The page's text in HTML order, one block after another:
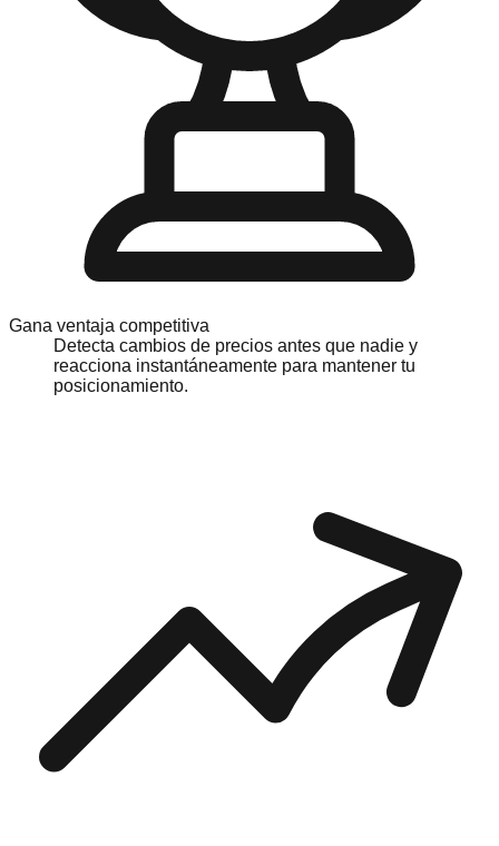
Gana ventaja competitiva
Detecta cambios de precios antes que nadie y
reacciona instantáneamente para mantener tu
posicionamiento.